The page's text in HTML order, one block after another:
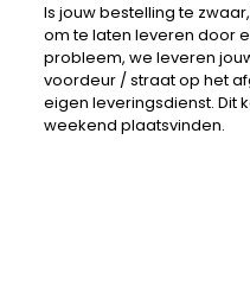
Is jouw bestelling te
om te laten leveren door
probleem, we leveren
voordeur / straat op het
eigen leveringsdienst. Dit
weekend plaatsvinden.